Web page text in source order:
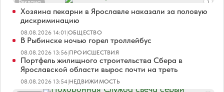
Реклама
Хозяина пекарни в Ярославле наказали за половую
дискриминацию
08.08.2026 14:01|ОБЩЕСТВО
В Рыбинске ночью горел троллейбус
08.08.2026 13:56|ПРОИСШЕСТВИЯ
Портфель жилищного строительства Сбера в
Ярославской области вырос почти на треть
08.08.2026 13:54|НЕДВИЖИМОСТЬ